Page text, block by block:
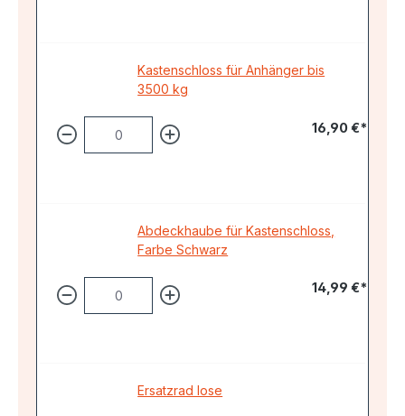
Kastenschloss für Anhänger bis
3500 kg
16,90 €*
Abdeckhaube für Kastenschloss,
Farbe Schwarz
14,99 €*
Ersatzrad lose